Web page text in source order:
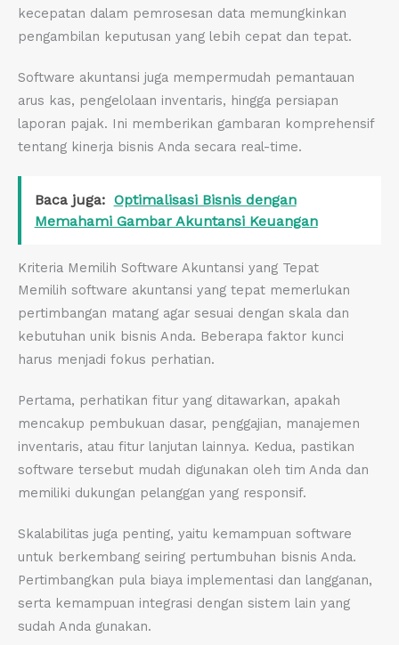
kecepatan dalam pemrosesan data memungkinkan
pengambilan keputusan yang lebih cepat dan tepat.
Software akuntansi juga mempermudah pemantauan
arus kas, pengelolaan inventaris, hingga persiapan
laporan pajak. Ini memberikan gambaran komprehensif
tentang kinerja bisnis Anda secara real-time.
Baca juga: Optimalisasi Bisnis dengan
Memahami Gambar Akuntansi Keuangan
Kriteria Memilih Software Akuntansi yang Tepat
Memilih software akuntansi yang tepat memerlukan
pertimbangan matang agar sesuai dengan skala dan
kebutuhan unik bisnis Anda. Beberapa faktor kunci
harus menjadi fokus perhatian.
Pertama, perhatikan fitur yang ditawarkan, apakah
mencakup pembukuan dasar, penggajian, manajemen
inventaris, atau fitur lanjutan lainnya. Kedua, pastikan
software tersebut mudah digunakan oleh tim Anda dan
memiliki dukungan pelanggan yang responsif.
Skalabilitas juga penting, yaitu kemampuan software
untuk berkembang seiring pertumbuhan bisnis Anda.
Pertimbangkan pula biaya implementasi dan langganan,
serta kemampuan integrasi dengan sistem lain yang
sudah Anda gunakan.